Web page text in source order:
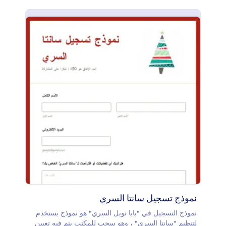
بالطريقة التي تفضلها. احصل على هذا القالب مجانًا وعدِّله
باستخدام أداة إنشاء النماذج من Jotform. فقط قم بإنشاء
نموذج تسجيل سانتا السري
نموذج التسجيل في "بابا نويل السري" هو نموذج يستخدم
لتنظيم "سانتا السري" ، وهو سحب للمكتب يتم فيه تعيين